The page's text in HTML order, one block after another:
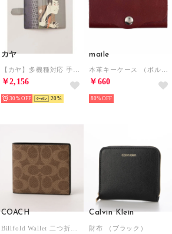
カヤ
【カヤ】多機種対応 手帳型マルチスマートフォンケース 和モダンプリント その他8
￥2,156
30% 20
maile
本革キーケース （ボルドー）
￥660
80%
COACH Calvin Klein
財布 （ブラック）